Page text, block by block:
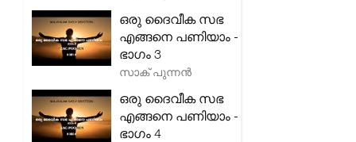
ഒരു ദൈവീക സഭ
എങ്ങനെ പണിയാം -
ഭാഗം 3
സാക് പുന്നൻ
ഒരു ദൈവീക സഭ
എങ്ങനെ പണിയാം -
ഭാഗം 4